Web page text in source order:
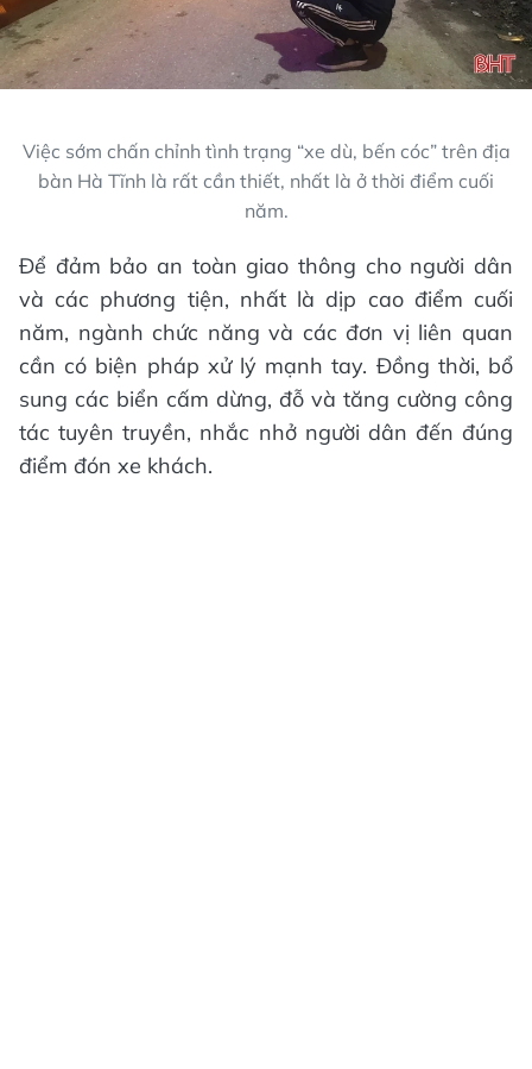
Việc sớm chấn chỉnh tình trạng “xe dù, bến cóc” trên địa
bàn Hà Tĩnh là rất cần thiết, nhất là ở thời điểm cuối
năm.
Để đảm bảo an toàn giao thông cho người dân
và các phương tiện, nhất là dịp cao điểm cuối
năm, ngành chức năng và các đơn vị liên quan
cần có biện pháp xử lý mạnh tay. Đồng thời, bổ
sung các biển cấm dừng, đỗ và tăng cường công
tác tuyên truyền, nhắc nhở người dân đến đúng
điểm đón xe khách.